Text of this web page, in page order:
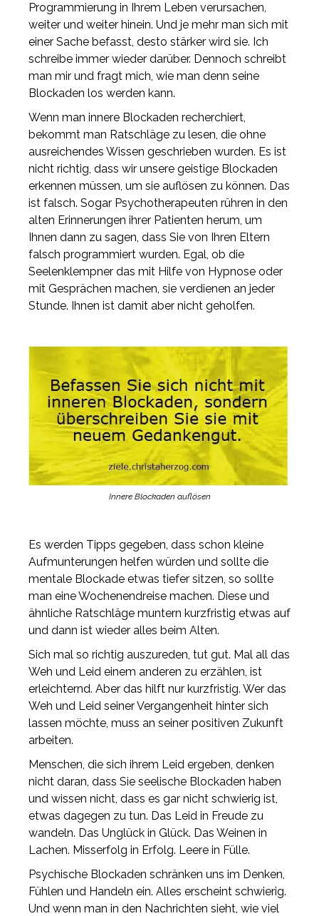
Programmierung in Ihrem Leben verursachen,
weiter und weiter hinein. Und je mehr man sich mit
einer Sache befasst, desto stärker wird sie. Ich
schreibe immer wieder darüber. Dennoch schreibt
man mir und fragt mich, wie man denn seine
Blockaden los werden kann.
Wenn man innere Blockaden recherchiert,
bekommt man Ratschläge zu lesen, die ohne
ausreichendes Wissen geschrieben wurden. Es ist
nicht richtig, dass wir unsere geistige Blockaden
erkennen müssen, um sie auflösen zu können. Das
ist falsch. Sogar Psychotherapeuten rühren in den
alten Erinnerungen ihrer Patienten herum, um
Ihnen dann zu sagen, dass Sie von Ihren Eltern
falsch programmiert wurden. Egal, ob die
Seelenklempner das mit Hilfe von Hypnose oder
mit Gesprächen machen, sie verdienen an jeder
Stunde. Ihnen ist damit aber nicht geholfen.
Innere Blockaden auflösen
Es werden Tipps gegeben, dass schon kleine
Aufmunterungen helfen würden und sollte die
mentale Blockade etwas tiefer sitzen, so sollte
man eine Wochenendreise machen. Diese und
ähnliche Ratschläge muntern kurzfristig etwas auf
und dann ist wieder alles beim Alten.
Sich mal so richtig auszureden, tut gut. Mal all das
Weh und Leid einem anderen zu erzählen, ist
erleichternd. Aber das hilft nur kurzfristig. Wer das
Weh und Leid seiner Vergangenheit hinter sich
lassen möchte, muss an seiner positiven Zukunft
arbeiten.
Menschen, die sich ihrem Leid ergeben, denken
nicht daran, dass Sie seelische Blockaden haben
und wissen nicht, dass es gar nicht schwierig ist,
etwas dagegen zu tun. Das Leid in Freude zu
wandeln. Das Unglück in Glück. Das Weinen in
Lachen. Misserfolg in Erfolg. Leere in Fülle.
Psychische Blockaden schränken uns im Denken,
Fühlen und Handeln ein. Alles erscheint schwierig.
Und wenn man in den Nachrichten sieht, wie viel